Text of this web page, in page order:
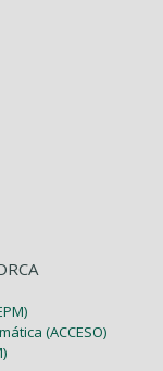
(ACCESO)